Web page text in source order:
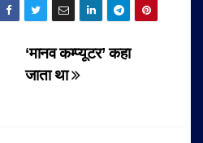
‘मानव कम्प्यूटर’ कहा
जाता था